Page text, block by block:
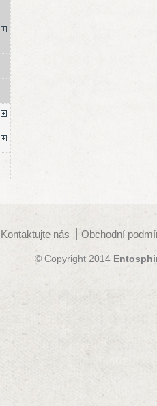
Kontaktujte nás Obchodní
© Copyright 2014